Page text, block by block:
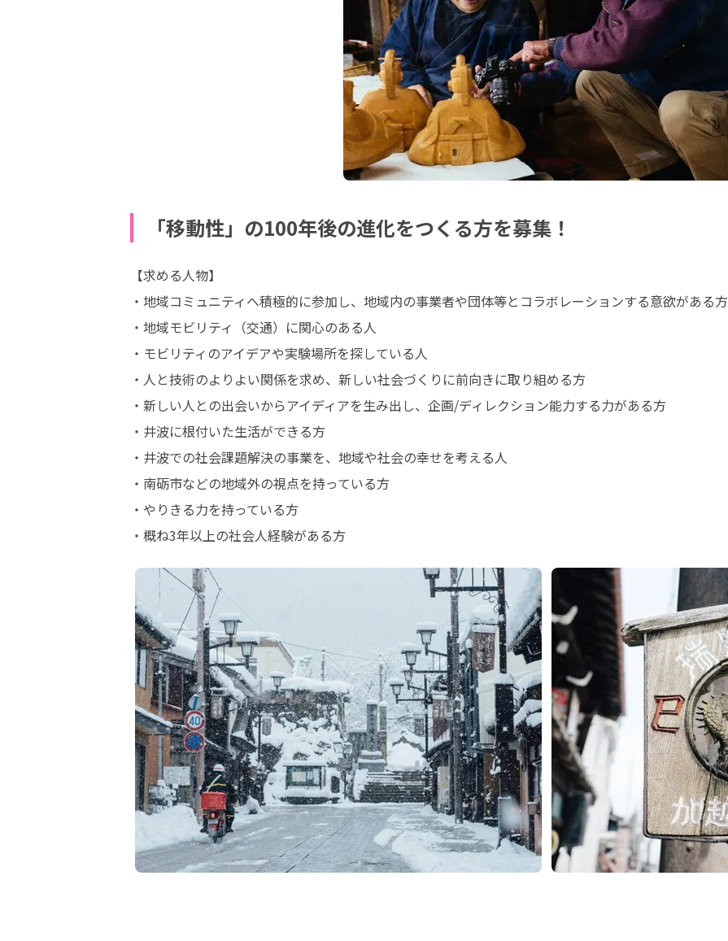
「移動性」の100年後の進化をつくる方を募集！
【求める人物】
・地域コミュニティへ積極的に参加し、地域内の事業者や団体等とコラボレーションする意欲がある方
・地域モビリティ（交通）に関心のある人
・モビリティのアイデアや実験場所を探している人
・人と技術のよりよい関係を求め、新しい社会づくりに前向きに取り組める方
・新しい人との出会いからアイディアを生み出し、企画/ディレクション能力する力がある方
・井波に根付いた生活ができる方
・井波での社会課題解決の事業を、地域や社会の幸せを考える人
・南砺市などの地域外の視点を持っている方
・やりきる力を持っている方
・概ね3年以上の社会人経験がある方